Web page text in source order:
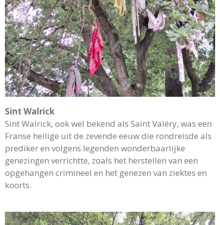
Sint Walrick
Sint Walrick, ook wel bekend als Saint Valéry, was een
Franse heilige uit de zevende eeuw die rondreisde als
prediker en volgens legenden wonderbaarlijke
genezingen verrichtte, zoals het herstellen van een
opgehangen crimineel en het genezen van ziektes en
koorts.